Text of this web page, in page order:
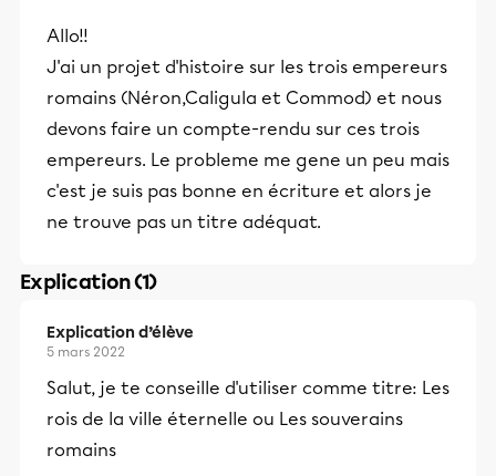
Allo!!
J'ai un projet d'histoire sur les trois empereurs
romains (Néron,Caligula et Commod) et nous
devons faire un compte-rendu sur ces trois
empereurs. Le probleme me gene un peu mais
c'est je suis pas bonne en écriture et alors je
ne trouve pas un titre adéquat.
Explication (1)
Explication d’élève
5 mars 2022
Salut, je te conseille d'utiliser comme titre: Les
rois de la ville éternelle ou Les souverains
romains